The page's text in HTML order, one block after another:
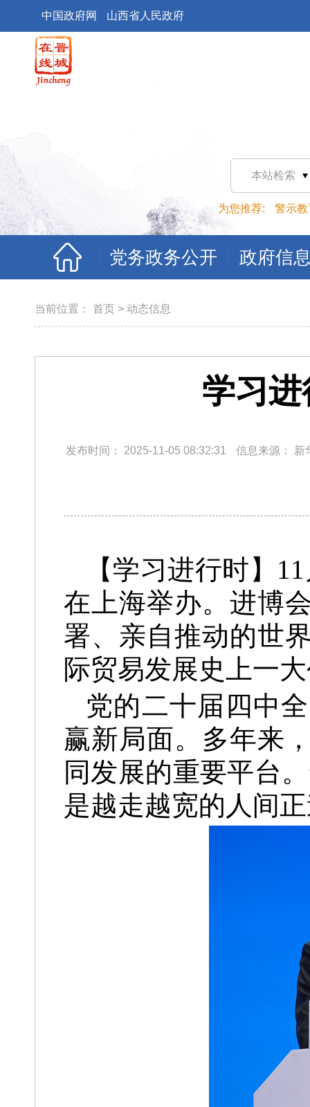
中国政府网 山西省人民政府
本站检索
为您推荐: 警示教
党务政务公开 政府信
当前位置： 首页 > 动态信息
学习
发布时间： 2025-11-05 08:32:31 信息来源： 新
【学习进行时】
在上海举办。进博
署、亲自推动的世
际贸易发展史上一
党的二十届四中
赢新局面。多年来
同发展的重要平台
是越走越宽的人间